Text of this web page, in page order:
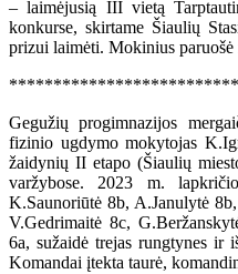
– laimėjusią III vietą
konkurse, skirtame Šiaulių
prizui laimėti. Mokinius
Gegužių progimnazijos
fizinio ugdymo mokytojas
žaidynių II etapo (Šiaulių
varžybose. 2023 m.
K.Saunoriūtė 8b, A.Janulytė
V.Gedrimaitė 8c,
6a, sužaidė trejas rungtynes ir
Komandai įtekta taurė,